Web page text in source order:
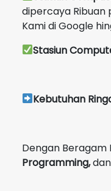
dipercaya Ribuan
Kami di Google
Stasiun
Kebutuhan
Dengan Beragam
Programming,dan